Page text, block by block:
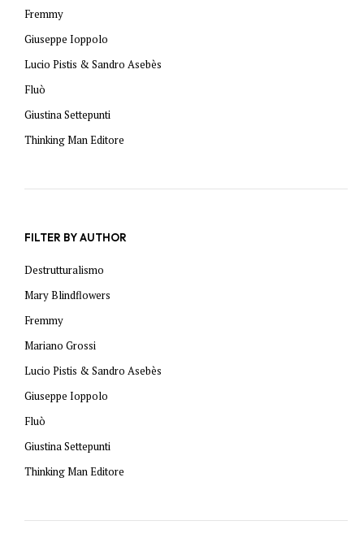
Fremmy
Giuseppe Ioppolo
Lucio Pistis & Sandro Asebès
Fluò
Giustina Settepunti
Thinking Man Editore
FILTER BY AUTHOR
Destrutturalismo
Mary Blindflowers
Fremmy
Mariano Grossi
Lucio Pistis & Sandro Asebès
Giuseppe Ioppolo
Fluò
Giustina Settepunti
Thinking Man Editore